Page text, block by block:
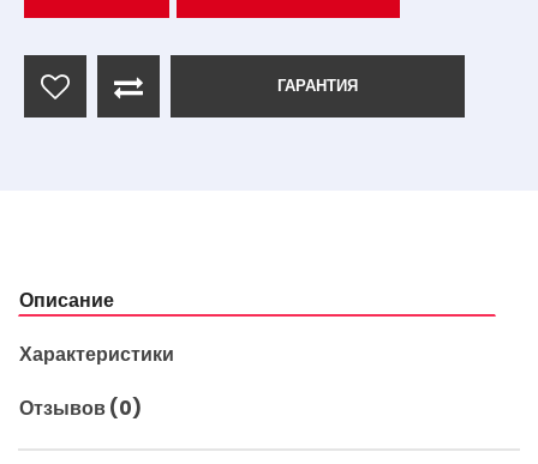
ГАРАНТИЯ
Описание
Характеристики
Отзывов (0)